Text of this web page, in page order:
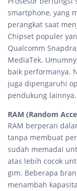
smartphone, yang
perangkat saat
Chipset populer
Qualcomm
MediaTek.
baik performanya.
juga dipengaruhi
pendukung lainnya.
RAM (Random
RAM berperan
tanpa membuat
sudah memadai
atas lebih cocok
gim. Beberapa
menambah